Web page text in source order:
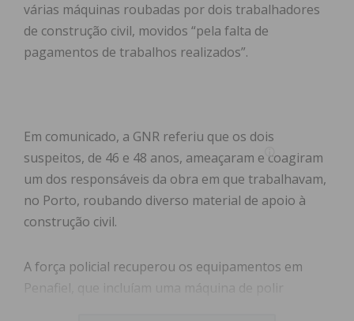
várias máquinas roubadas por dois trabalhadores
de construção civil, movidos “pela falta de
pagamentos de trabalhos realizados”.
Em comunicado, a GNR referiu que os dois
suspeitos, de 46 e 48 anos, ameaçaram e coagiram
um dos responsáveis da obra em que trabalhavam,
no Porto, roubando diverso material de apoio à
construção civil.
A força policial recuperou os equipamentos em
Penafiel, que incluíam uma máquina de polir